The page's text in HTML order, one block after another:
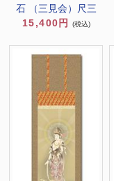
石 （三見会）尺三
15,400円
(税込)